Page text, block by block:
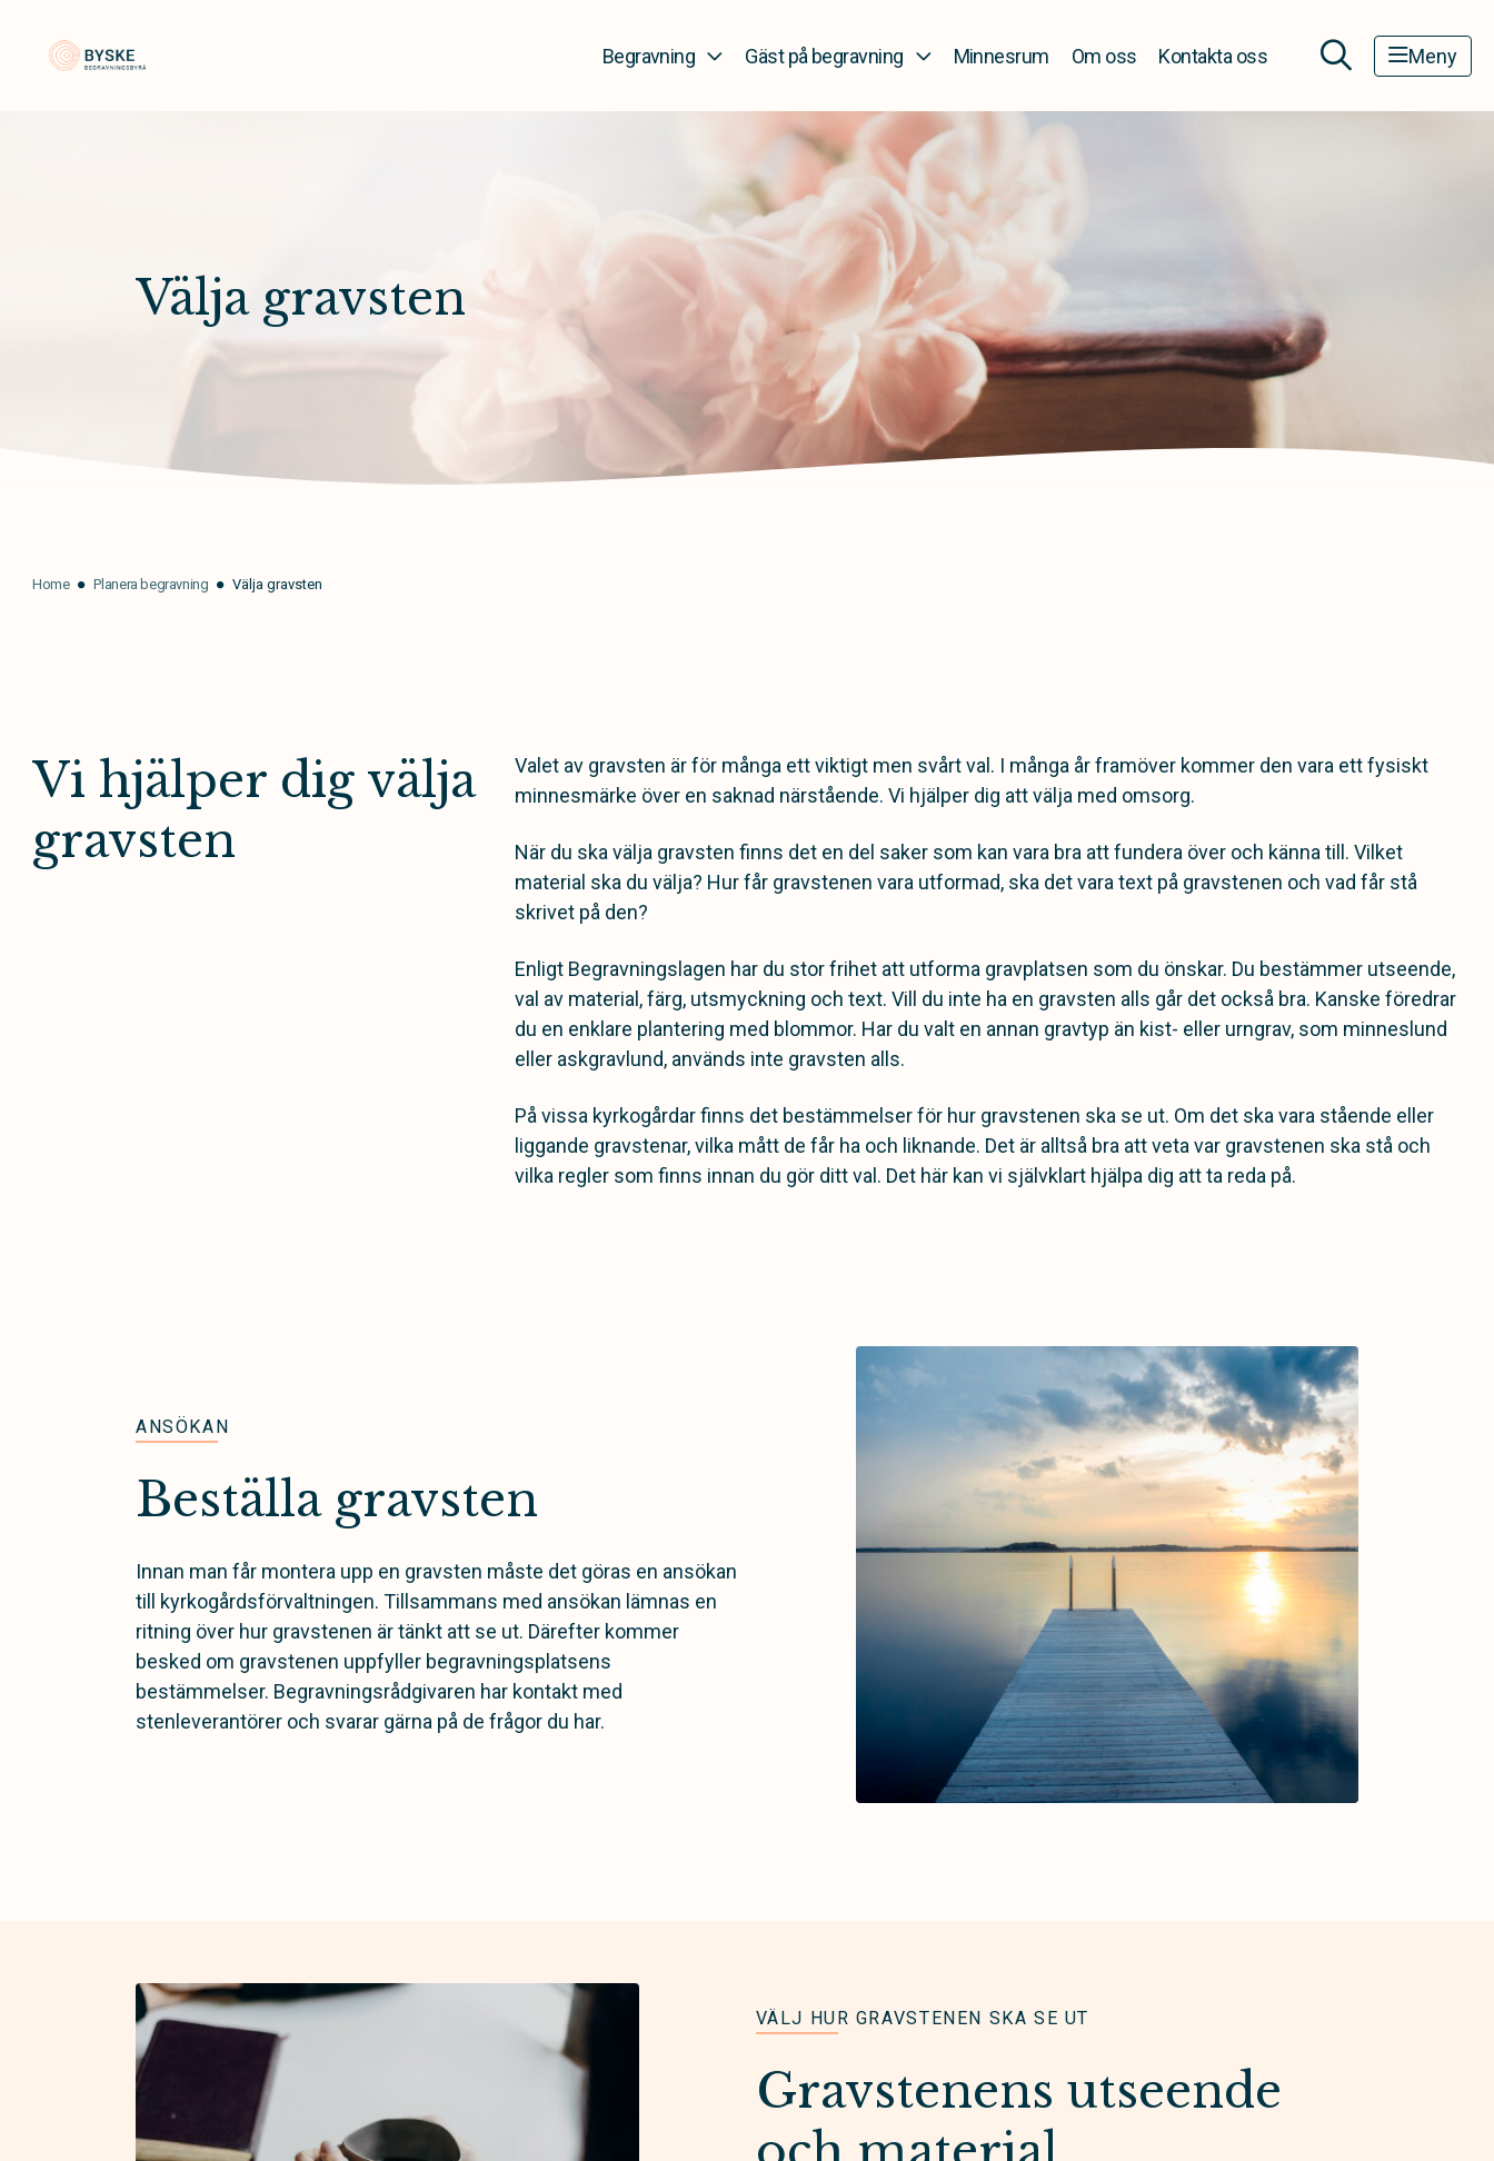
Begravning Gäst på begravning Minnesrum Om oss Kontakta oss Meny
Välja gravsten
Home Planera begravning Välja gravsten
Vi hjälper dig välja
gravsten
Valet av gravsten är för många ett viktigt men svårt val. I många år framöver kommer den vara ett fysiskt
minnesmärke över en saknad närstående. Vi hjälper dig att välja med omsorg.
När du ska välja gravsten finns det en del saker som kan vara bra att fundera över och känna till. Vilket
material ska du välja? Hur får gravstenen vara utformad, ska det vara text på gravstenen och vad får stå
skrivet på den?
Enligt Begravningslagen har du stor frihet att utforma gravplatsen som du önskar. Du bestämmer utseende,
val av material, färg, utsmyckning och text. Vill du inte ha en gravsten alls går det också bra. Kanske föredrar
du en enklare plantering med blommor. Har du valt en annan gravtyp än kist- eller urngrav, som minneslund
eller askgravlund, används inte gravsten alls.
På vissa kyrkogårdar finns det bestämmelser för hur gravstenen ska se ut. Om det ska vara stående eller
liggande gravstenar, vilka mått de får ha och liknande. Det är alltså bra att veta var gravstenen ska stå och
vilka regler som finns innan du gör ditt val. Det här kan vi självklart hjälpa dig att ta reda på.
ANSÖKAN
Beställa gravsten
Innan man får montera upp en gravsten måste det göras en ansökan
till kyrkogårdsförvaltningen. Tillsammans med ansökan lämnas en
ritning över hur gravstenen är tänkt att se ut. Därefter kommer
besked om gravstenen uppfyller begravningsplatsens
bestämmelser. Begravningsrådgivaren har kontakt med
stenleverantörer och svarar gärna på de frågor du har.
VÄLJ HUR GRAVSTENEN SKA SE UT
Gravstenens utseende